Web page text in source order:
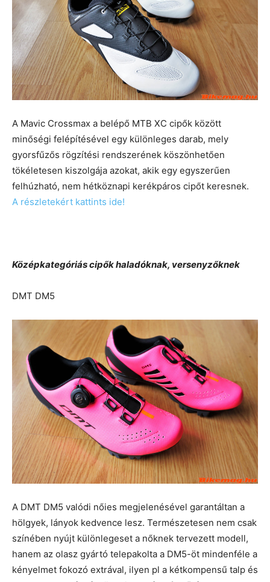
A Mavic Crossmax a belépő MTB XC cipők között
minőségi felépítésével egy különleges darab, mely
gyorsfűzős rögzítési rendszerének köszönhetően
tökéletesen kiszolgája azokat, akik egy egyszerűen
felhúzható, nem hétköznapi kerékpáros cipőt keresnek.
A részletekért kattints ide!
Középkategóriás cipők haladóknak, versenyzőknek
DMT DM5
A DMT DM5 valódi nőies megjelenésével garantáltan a
hölgyek, lányok kedvence lesz. Természetesen nem csak
színében nyújt különlegeset a nőknek tervezett modell,
hanem az olasz gyártó telepakolta a DM5-öt mindenféle a
kényelmet fokozó extrával, ilyen pl a kétkompensű talp és